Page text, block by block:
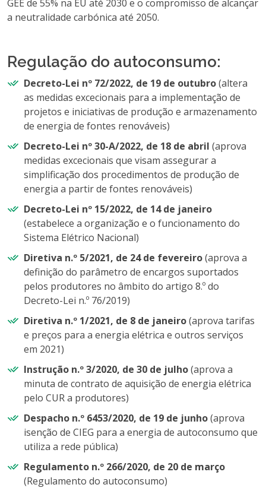
GEE de 55% na EU até 2030 e o compromisso de alcançar
a neutralidade carbónica até 2050.
Regulação do autoconsumo:
Decreto-Lei nº 72/2022, de 19 de outubro(altera
as medidas excecionais para a implementação de
projetos e iniciativas de produção e armazenamento
de energia de fontes renováveis)
Decreto-Lei nº 30-A/2022, de 18 de abril (aprova
medidas excecionais que visam assegurar a
simplificação dos procedimentos de produção de
energia a partir de fontes renováveis)
Decreto-Lei nº 15/2022, de 14 de janeiro
(estabelece a organização e o funcionamento do
Sistema Elétrico Nacional)
Diretiva n.º 5/2021, de 24 de fevereiro(aprova a
definição do parâmetro de encargos suportados
pelos produtores no âmbito do artigo 8.º do
Decreto-Lei n.º 76/2019)
Diretiva n.º 1/2021, de 8 de janeiro(aprova tarifas
e preços para a energia elétrica e outros serviços
em 2021)
Instrução n.º 3/2020, de 30 de julho(aprova a
minuta de contrato de aquisição de energia elétrica
pelo CUR a produtores)
Despacho n.º 6453/2020, de 19 de junho(aprova
isenção de CIEG para a energia de autoconsumo que
utiliza a rede pública)
Regulamento n.º 266/2020, de 20 de março
(Regulamento do autoconsumo)